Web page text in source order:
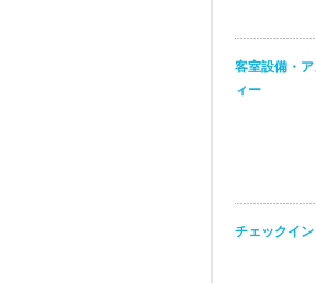
客室設備・
ィー
チェックイン